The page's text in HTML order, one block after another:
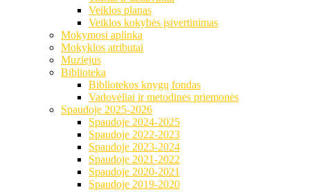
Veiklos planas
Veiklos kokybės įsivertinimas
Mokymosi aplinka
Mokyklos atributai
Muziejus
Biblioteka
Bibliotekos knygų fondas
Vadovėliai ir metodinės priemonės
Spaudoje 2025-2026
Spaudoje 2024-2025
Spaudoje 2022-2023
Spaudoje 2023-2024
Spaudoje 2021-2022
Spaudoje 2020-2021
Spaudoje 2019-2020